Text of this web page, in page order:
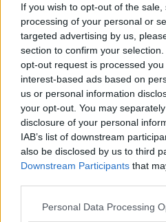
If you wish to opt-out of the
processing of your personal or
targeted advertising by us,
section to confirm your
opt-out request is processed
interest-based ads based on
us or personal information
your opt-out. You may
disclosure of your personal
IAB’s list of downstream
also be disclosed by us to third
Downstream Participants that
Personal Data Processing
"Una situazione più che kafkiana: il
smart working e l'Istituto non ha
alleggerimento burocratico e
Governo - scrive in una nota
che la documentazione presentata
come “irregolare”, le aziende non
riuscire a parlare con qualcuno per
“Il problema principale è quello dei
regolarità contributiva che le
dall'Inps per poter lavorare -
Confartigianato Imprese Firenze,
governativo ha previsto che